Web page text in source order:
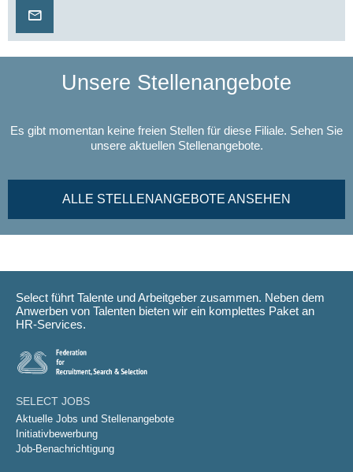
Unsere Stellenangebote
Es gibt momentan keine freien Stellen für diese Filiale. Sehen Sie
unsere aktuellen Stellenangebote.
ALLE STELLENANGEBOTE ANSEHEN
Select führt Talente und Arbeitgeber zusammen. Neben dem
Anwerben von Talenten bieten wir ein komplettes Paket an
HR-Services.
SELECT JOBS
Aktuelle Jobs und Stellenangebote
Initiativbewerbung
Job-Benachrichtigung